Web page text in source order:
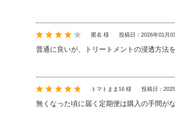
匿名 様 投稿日：2026年01月
普通に良いが、トリートメントの浸透方法
トマトまま16 様 投稿日：
無くなった頃に届く定期便は購入の手間が